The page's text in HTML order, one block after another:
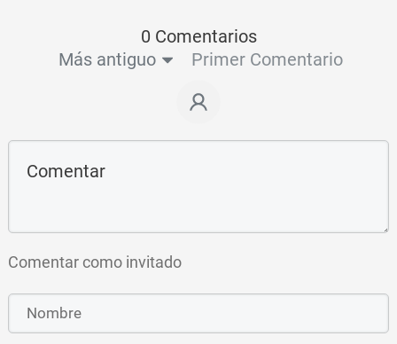
0 Comentarios
Más antiguo
Primer Comentario
Comentar como invitado